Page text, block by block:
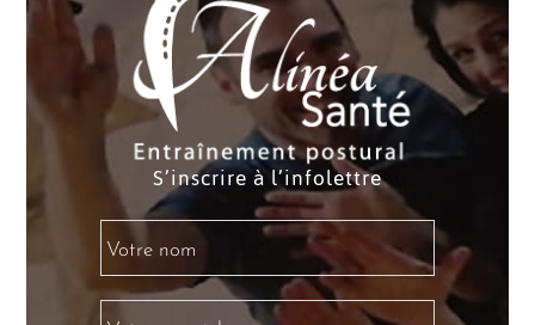
S’inscrire à l’infolettre